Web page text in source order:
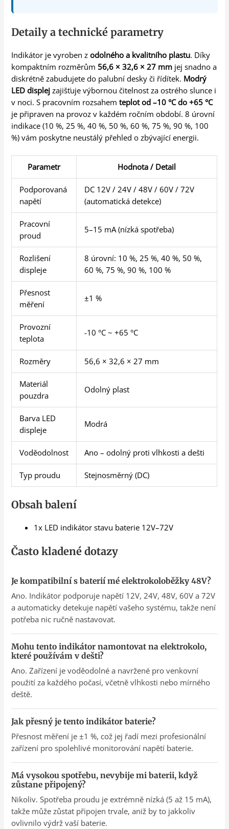
Detaily a technické parametry
Indikátor je vyroben zodolného a kvalitního plastu. Díky
kompaktním rozměrům 56,6 × 32,6 × 27 mm jej snadno a
diskrétně zabudujete do palubní desky či řídítek. Modrý
LED displej zajišťuje výbornou čitelnost za ostrého slunce i
v noci. S pracovním rozsahemteplot od –10 °C do +65 °C
je připraven na provoz v každém ročním období. 8 úrovní
indikace (10 %, 25 %, 40 %, 50 %, 60 %, 75 %, 90 %, 100
%) vám poskytne neustálý přehled o zbývající energii.
Parametr Hodnota / Detail
Podporovaná
napětí
DC 12V / 24V / 48V / 60V / 72V
(automatická detekce)
Pracovní
proud
5–15 mA (nízká spotřeba)
Rozlišení
displeje
8 úrovní: 10 %, 25 %, 40 %, 50 %,
60 %, 75 %, 90 %, 100 %
Přesnost
měření
±1 %
Provozní
teplota
-10 °C ~ +65 °C
Rozměry 56,6 × 32,6 × 27 mm
Materiál
pouzdra
Odolný plast
Barva LED
displeje
Modrá
Voděodolnost Ano – odolný proti vlhkosti a dešti
Typ proudu Stejnosměrný (DC)
Obsah balení
1x LED indikátor stavu baterie 12V–72V
Často kladené dotazy
Je kompatibilní s baterií mé elektrokoloběžky 48V?
Ano. Indikátor podporuje napětí 12V, 24V, 48V, 60V a 72V
a automaticky detekuje napětí vašeho systému, takže není
potřeba nic ručně nastavovat.
Mohu tento indikátor namontovat na elektrokolo,
které používám v dešti?
Ano. Zařízení je voděodolné a navržené pro venkovní
použití za každého počasí, včetně vlhkosti nebo mírného
deště.
Jak přesný je tento indikátor baterie?
Přesnost měření je ±1 %, což jej řadí mezi profesionální
zařízení pro spolehlivé monitorování napětí baterie.
Má vysokou spotřebu, nevybije mi baterii, když
zůstane připojený?
Nikoliv. Spotřeba proudu je extrémně nízká (5 až 15 mA),
takže může zůstat připojen trvale, aniž by to jakkoliv
ovlivnilo výdrž vaší baterie.